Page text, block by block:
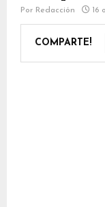
Por Redacción 16
COMPARTE!